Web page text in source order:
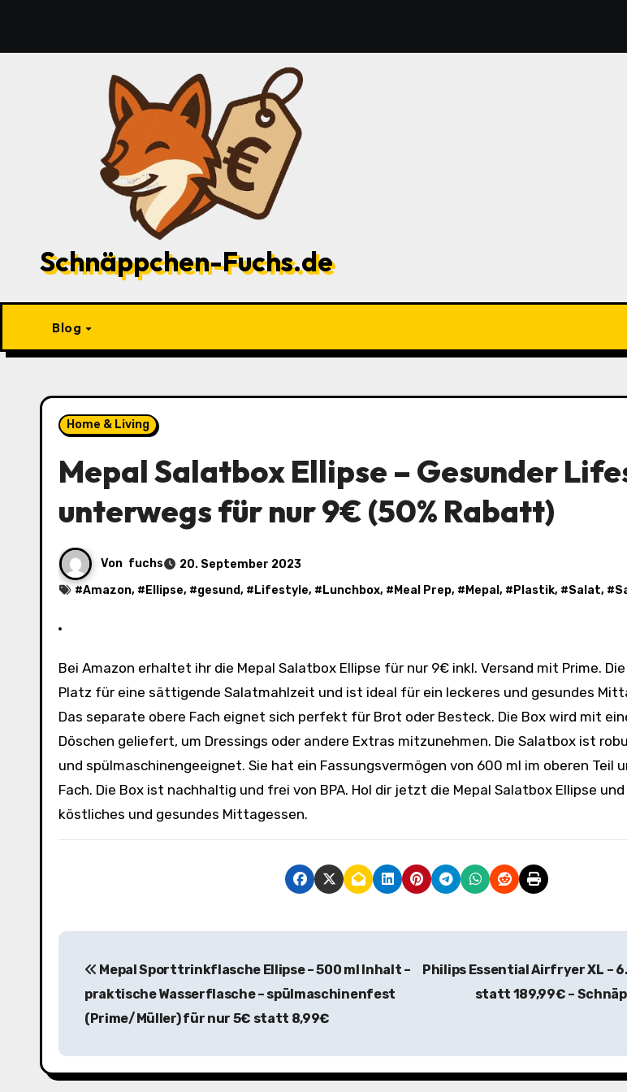
springen
Schnäppchen-Fuchs.de
Blog
Home & Living
Mepal Salatbox Ellipse – Gesunder
unterwegs für nur 9€ (50% Rabatt)
Von fuchs
20. September 2023
#Amazon, # Ellipse, #gesund, # Lifestyle, # Lunchbox, # Meal Prep, # Mepal , # Plastik, #Salat, #
Bei Amazon erhaltet ihr die Mepal Salatbox Ellipse für nur 9€ inkl. Versand mit Prime. Die Salatbox bietet genug
Platz für eine sättigende Salatmahlzeit und ist ideal für ein leckeres und gesundes
Das separate obere Fach eignet sich perfekt für Brot oder Besteck. Die Box wird mit
Döschen geliefert, um Dressings oder andere Extras mitzunehmen. Die Salatbox ist
und spülmaschinengeeignet. Sie hat ein Fassungsvermögen von 600 ml im oberen Teil
Fach. Die Box ist nachhaltig und frei von BPA. Hol dir jetzt die Mepal Salatbox Ellipse
köstliches und gesundes Mittagessen.
B
t
r
Mepal Sporttrinkflasche Ellipse – 500 ml Inhalt –
praktische Wasserflasche – spülmaschinenfest
(Prime/Müller) für nur 5€ statt 8,99€
Philips Essential Airfryer XL –
statt 189,99€ –